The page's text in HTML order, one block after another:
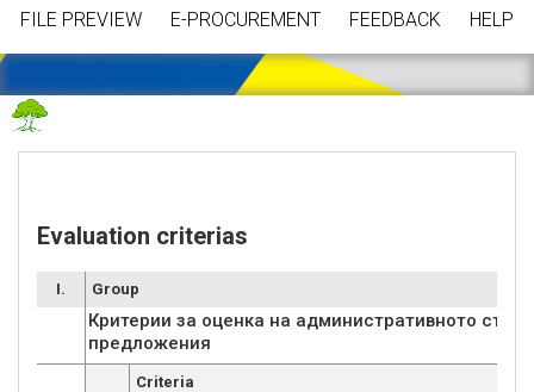
FILE PREVIEW
E-PROCUREMENT FEEDBACK HELP
Evaluation criterias
I. Group
Критерии за оценка на административното
предложения
Criteria